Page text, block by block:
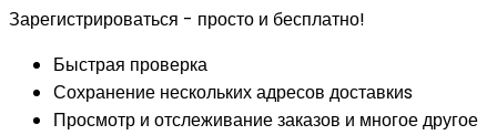
Зарегистрироваться - просто и бесплатно!
Быстрая проверка
Сохранение нескольких адресов доставкиs
Просмотр и отслеживание заказов и многое другое